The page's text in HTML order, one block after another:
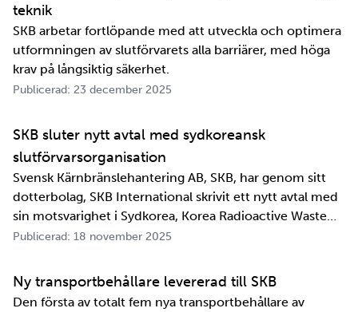
teknik
SKB arbetar fortlöpande med att utveckla och optimera
utformningen av slutförvarets alla barriärer, med höga
krav på långsiktig säkerhet.
Publicerad: 23 december 2025
SKB sluter nytt avtal med sydkoreansk
slutförvarsorganisation
Svensk Kärnbränslehantering AB, SKB, har genom sitt
dotterbolag, SKB International skrivit ett nytt avtal med
sin motsvarighet i Sydkorea, Korea Radioactive Waste
Agency, KORAD. Avtalet, som är ett så kallat
samarbetet mellan de två organisationerna. …
Publicerad: 18 november 2025
Ny transportbehållare levererad till SKB
Den första av totalt fem nya transportbehållare av